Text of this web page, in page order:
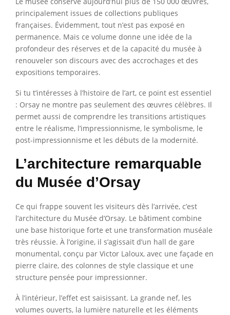
principalement issues de collections publiques
françaises. Évidemment, tout n’est pas exposé en
permanence. Mais ce volume donne une idée de la
profondeur des réserves et de la capacité du musée à
renouveler son discours avec des accrochages et des
expositions temporaires.
Si tu t’intéresses à l’histoire de l’art, ce point est essentiel
: Orsay ne montre pas seulement des œuvres célèbres. Il
permet aussi de comprendre les transitions artistiques
entre le réalisme, l’impressionnisme, le symbolisme, le
post-impressionnisme et les débuts de la modernité.
L’architecture remarquable
du Musée d’Orsay
Ce qui frappe souvent les visiteurs dès l’arrivée, c’est
l’architecture du Musée d’Orsay. Le bâtiment combine
une base historique forte et une transformation muséale
très réussie. À l’origine, il s’agissait d’un hall de gare
monumental, conçu par Victor Laloux, avec une façade en
pierre claire, des colonnes de style classique et une
structure pensée pour impressionner.
À l’intérieur, l’effet est saisissant. La grande nef, les
volumes ouverts, la lumière naturelle et les éléments